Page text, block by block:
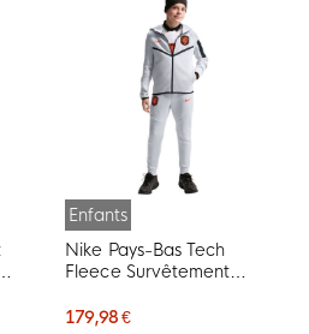
Enfants
Nike Pays-Bas Tech
Fleece Survêtement
Clair Noir Orange Vif
179,98 €